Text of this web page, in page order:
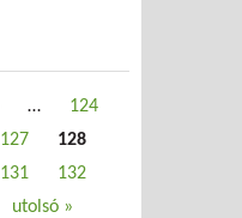
…
124
127
128
131
132
utolsó »